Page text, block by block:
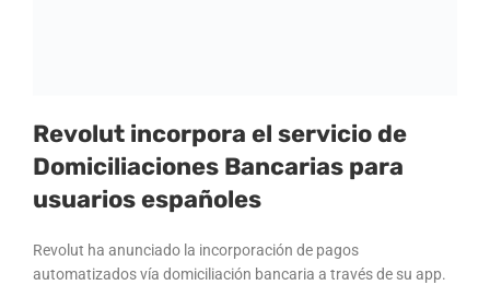
Revolut incorpora el servicio de
Domiciliaciones Bancarias para
usuarios españoles
Revolut ha anunciado la incorporación de pagos
automatizados vía domiciliación bancaria a través de su app.